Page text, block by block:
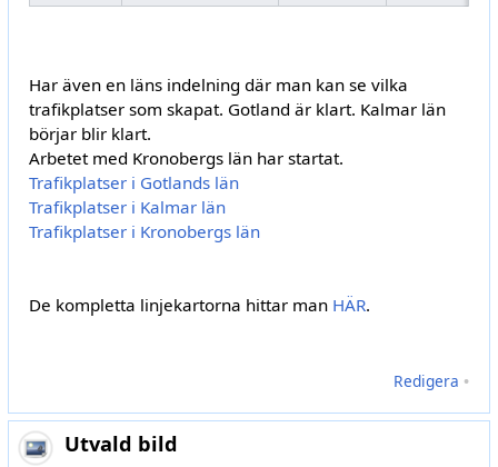
Har även en läns indelning där man kan se vilka
trafikplatser som skapat. Gotland är klart. Kalmar län
börjar blir klart.
Arbetet med Kronobergs län har startat.
Trafikplatser i Gotlands län
Trafikplatser i Kalmar län
Trafikplatser i Kronobergs län
De kompletta linjekartorna hittar man HÄR.
Redigera •
Utvald bild